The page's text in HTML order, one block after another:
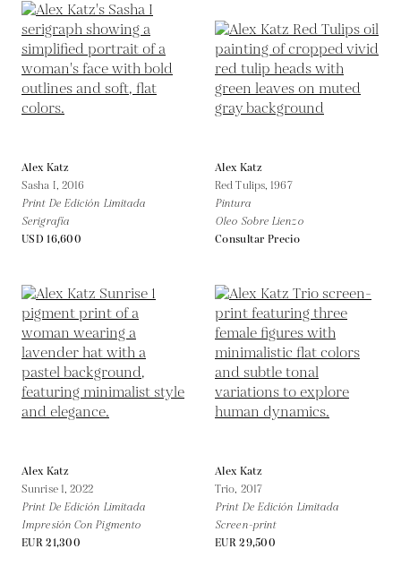
Alex Katz
Sasha I, 2016
Print De Edición Limitada
Serigrafía
USD 16,600
Alex Katz
Red Tulips,1967
Pintura
Oleo Sobre Lienzo
Consultar Precio
Alex Katz
Sunrise 1,2022
Print De Edición Limitada
Impresión Con Pigmento
EUR 21,300
Alex Katz
Trio, 2017
Print De Edición Limitada
Screen-print
EUR 29,500